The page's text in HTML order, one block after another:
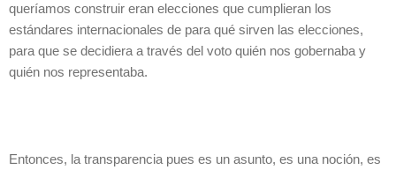
queríamos construir eran elecciones que cumplieran los
estándares internacionales de para qué sirven las elecciones,
para que se decidiera a través del voto quién nos gobernaba y
quién nos representaba.
Entonces, la transparencia pues es un asunto, es una noción, es